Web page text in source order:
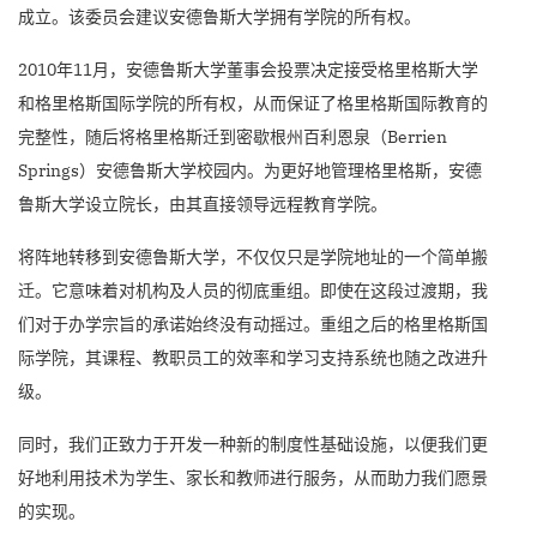
成立。该委员会建议安德鲁斯大学拥有学院的所有权。
2010年11月，安德鲁斯大学董事会投票决定接受格里格斯大学
和格里格斯国际学院的所有权，从而保证了格里格斯国际教育的
完整性，随后将格里格斯迁到密歇根州百利恩泉（Berrien
Springs）安德鲁斯大学校园内。为更好地管理格里格斯，安德
鲁斯大学设立院长，由其直接领导远程教育学院。
将阵地转移到安德鲁斯大学，不仅仅只是学院地址的一个简单搬
迁。它意味着对机构及人员的彻底重组。即使在这段过渡期，我
们对于办学宗旨的承诺始终没有动摇过。重组之后的格里格斯国
际学院，其课程、教职员工的效率和学习支持系统也随之改进升
级。
同时，我们正致力于开发一种新的制度性基础设施，以便我们更
好地利用技术为学生、家长和教师进行服务，从而助力我们愿景
的实现。